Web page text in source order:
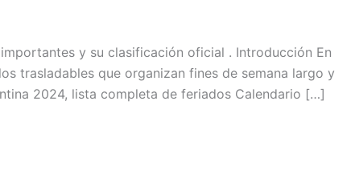
y su clasificación oficial . Introducción En
trasladables que organizan fines de semana largo y
2024, lista completa de feriados Calendario […]